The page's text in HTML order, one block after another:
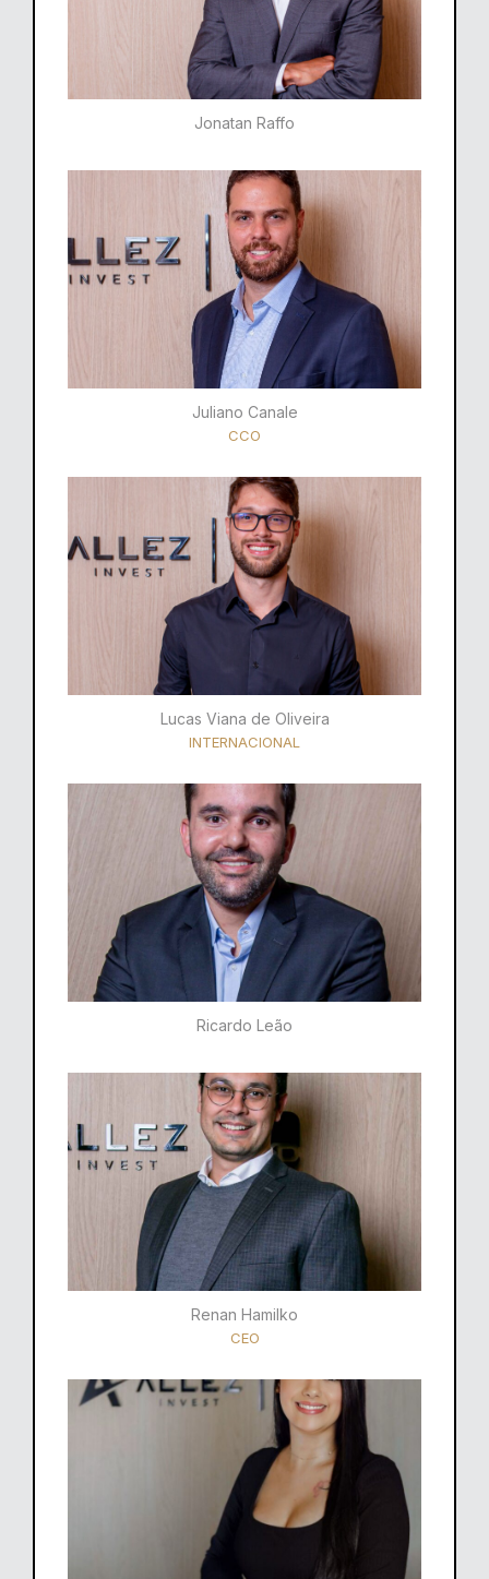
Jonatan Raffo
Juliano Canale
CCO
Lucas Viana de Oliveira
INTERNACIONAL
Ricardo Leão​
Renan Hamilko​
CEO